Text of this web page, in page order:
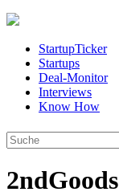
StartupTicker
Startups
Deal-Monitor
Interviews
Know How
2ndGoods